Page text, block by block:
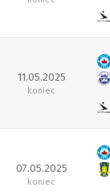
11.05.2025
koniec
07.05.2025
koniec